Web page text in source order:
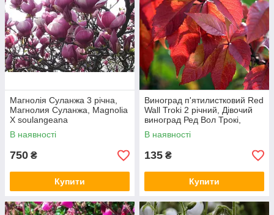
Магнолія Суланжа 3 річна,
Магнолия Суланжа, Magnolia
X soulangeana
В наявності
750 ₴
Купити
Виноград п'ятилистковий Red
Wall Troki 2 річний, Дівочий
виноград Ред Вол Трокі,
Parthenocíssus quinquefoliaor
Red Wall
В наявності
135 ₴
Купити